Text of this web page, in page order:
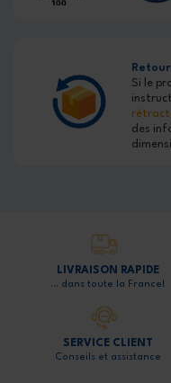
Si le
des
LIVRAISON RAPIDE
… dans toute la France!
SERVICE CLIENT
Conseils et assistance